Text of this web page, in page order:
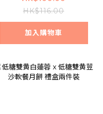
HK$116.00
加入購物車